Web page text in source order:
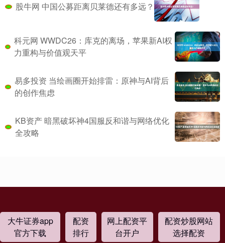
股牛网 中国公募距离贝莱德还有多远？
科元网 WWDC26：库克的离场，苹果新AI权
力重构与价值观天平
易多投资 当绘画圈开始排雷：原神与AI背后
的创作焦虑
KB资产 暗黑破坏神4国服反和谐与网络优化
全攻略
大牛证券app
官方下载
配资
排行
网上配资平
台开户
配资炒股网站
选择配资